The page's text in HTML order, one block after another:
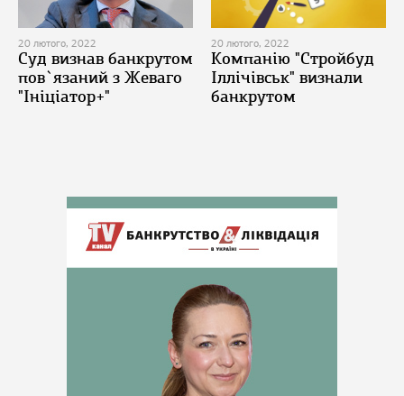
20 лютого, 2022
Суд визнав банкрутом
пов`язаний з Жеваго
"Ініціатор+"
20 лютого, 2022
Компанію "Стройбуд
Іллічівськ" визнали
банкрутом